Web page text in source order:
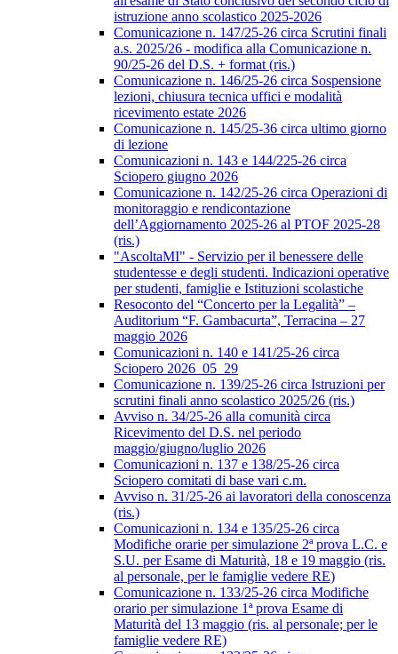
istruzione anno scolastico 2025-2026
Comunicazione n. 147/25-26 circa Scrutini finali
a.s. 2025/26 - modifica alla Comunicazione n.
90/25-26 del D.S. + format (ris.)
Comunicazione n. 146/25-26 circa Sospensione
lezioni, chiusura tecnica uffici e modalità
ricevimento estate 2026
Comunicazione n. 145/25-36 circa ultimo giorno
di lezione
Comunicazioni n. 143 e 144/225-26 circa
Sciopero giugno 2026
Comunicazione n. 142/25-26 circa Operazioni di
monitoraggio e rendicontazione
dell’Aggiornamento 2025-26 al PTOF 2025-28
(ris.)
"AscoltaMI" - Servizio per il benessere delle
studentesse e degli studenti. Indicazioni operative
per studenti, famiglie e Istituzioni scolastiche
Resoconto del “Concerto per la Legalità” –
Auditorium “F. Gambacurta”, Terracina – 27
maggio 2026
Comunicazioni n. 140 e 141/25-26 circa
Sciopero 2026_05_29
Comunicazione n. 139/25-26 circa Istruzioni per
scrutini finali anno scolastico 2025/26 (ris.)
Avviso n. 34/25-26 alla comunità circa
Ricevimento del D.S. nel periodo
maggio/giugno/luglio 2026
Comunicazioni n. 137 e 138/25-26 circa
Sciopero comitati di base vari c.m.
Avviso n. 31/25-26 ai lavoratori della conoscenza
(ris.)
Comunicazioni n. 134 e 135/25-26 circa
Modifiche orarie per simulazione 2ª prova L.C. e
S.U. per Esame di Maturità, 18 e 19 maggio (ris.
al personale, per le famiglie vedere RE)
Comunicazione n. 133/25-26 circa Modifiche
orario per simulazione 1ª prova Esame di
Maturità del 13 maggio (ris. al personale; per le
famiglie vedere RE)